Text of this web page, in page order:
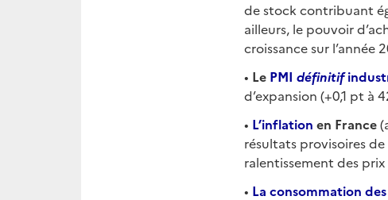
de stock contribuant
ailleurs, le pouvoir
croissance sur l’année
• Le PMI définitif
d’expansion (+0,1 pt à
• L’inflation en France
résultats provisoires de
ralentissement des prix
• La consommation